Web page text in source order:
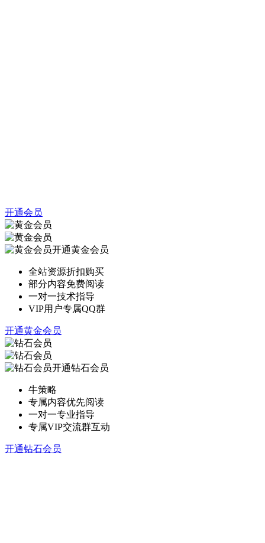
开通会员
开通黄金会员
全站资源折扣购买
部分内容免费阅读
一对一技术指导
VIP用户专属QQ群
开通黄金会员
开通钻石会员
牛策略
专属内容优先阅读
一对一专业指导
专属VIP交流群互动
开通钻石会员